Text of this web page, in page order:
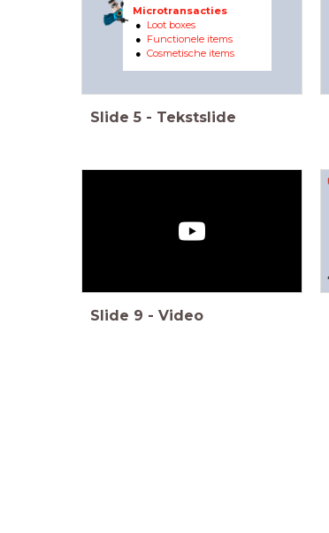
Microtransacties
Loot boxes
Functionele items
Cosmetische items
Slide 5 - Tekstslide
Slide 9 - Video